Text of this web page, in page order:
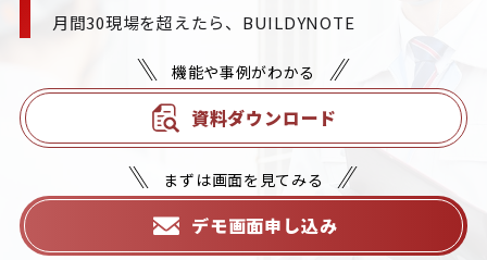
月間30現場を超えたら、BUILDYNOTE
機能や事例がわかる
資料ダウンロード
まずは画面を見てみる
デモ画面申し込み